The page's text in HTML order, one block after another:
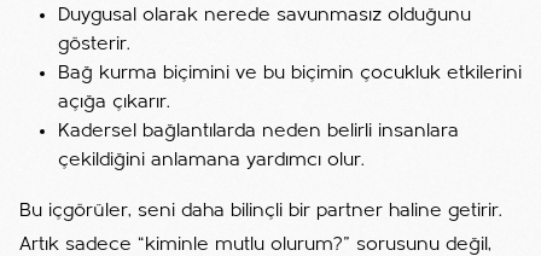
Duygusal olarak nerede savunmasız olduğunu
gösterir.
Bağ kurma biçimini ve bu biçimin çocukluk etkilerini
açığa çıkarır.
Kadersel bağlantılarda neden belirli insanlara
çekildiğini anlamana yardımcı olur.
Bu içgörüler, seni daha bilinçli bir partner haline getirir.
Artık sadece “kiminle mutlu olurum?” sorusunu değil,